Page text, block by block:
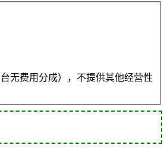
无费用分成），不提供其他经营性